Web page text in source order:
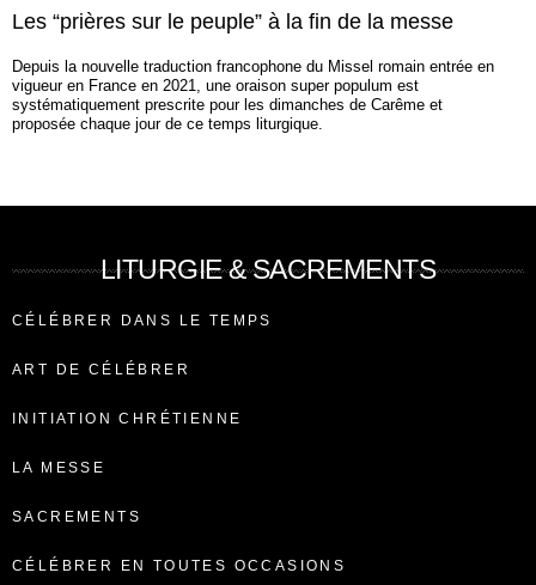
Les “prières sur le peuple” à la fin de la messe
Depuis la nouvelle traduction francophone du Missel romain entrée en
vigueur en France en 2021, une oraison super populum est
systématiquement prescrite pour les dimanches de Carême et
proposée chaque jour de ce temps liturgique.
LITURGIE & SACREMENTS
CÉLÉBRER DANS LE TEMPS
ART DE CÉLÉBRER
INITIATION CHRÉTIENNE
LA MESSE
SACREMENTS
CÉLÉBRER EN TOUTES OCCASIONS